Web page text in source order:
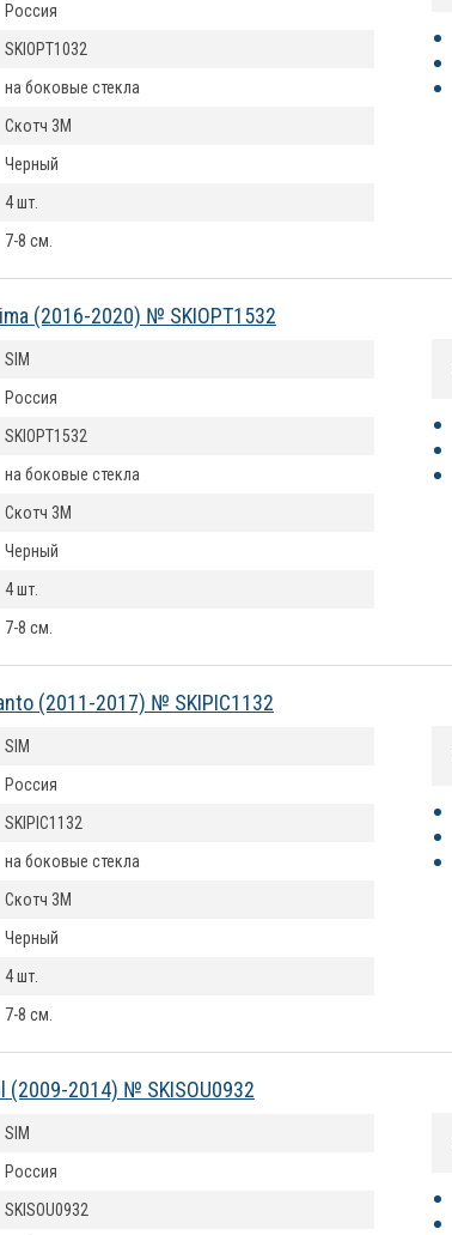
Россия
SKIOPT1032
на боковые стекла
Скотч 3М
Черный
4 шт.
7-8 см.
(2016-2020) № SKIOPT1532
SIM
Россия
SKIOPT1532
на боковые стекла
Скотч 3М
Черный
4 шт.
7-8 см.
(2011-2017) № SKIPIC1132
SIM
Россия
SKIPIC1132
на боковые стекла
Скотч 3М
Черный
4 шт.
7-8 см.
(2009-2014) № SKISOU0932
SIM
Россия
SKISOU0932